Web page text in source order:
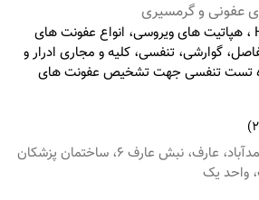
عفونی و گرمسیری
مشاوره HTLV1 و HIV ، هپاتیت های ویروسی، انواع عفونت های
گوارشی، تنفسی، کلیه و مجاری ادرار و
تست تنفسی جهت تشخیص عفونت های
مطب 1: مشهد - احمدآباد، عارف، نبش عارف ۶، ساختمان پزشکان
واحد یک